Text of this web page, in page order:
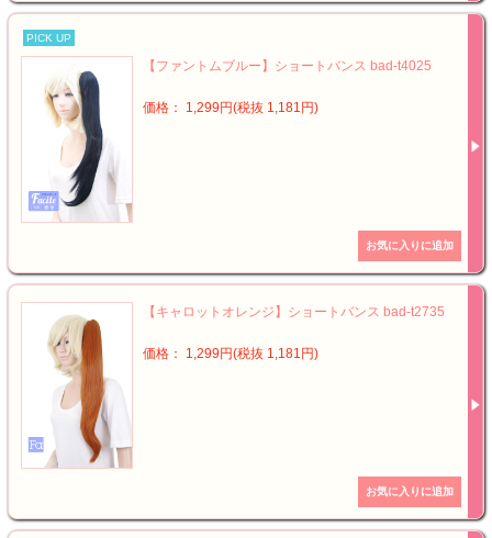
PICK UP
【ファントムブルー】ショートバンス bad-t4025
価格： 1,299円(税抜 1,181円)
【キャロットオレンジ】ショートバンス bad-t2735
価格： 1,299円(税抜 1,181円)